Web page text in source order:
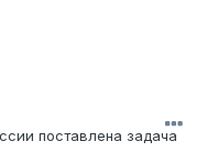
поставлена задача